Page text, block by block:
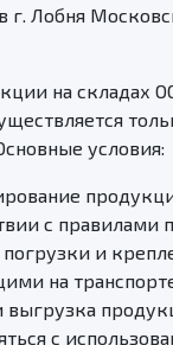
г. Лобня
на складах
условия:
с правилами
и
на
выгрузка
с